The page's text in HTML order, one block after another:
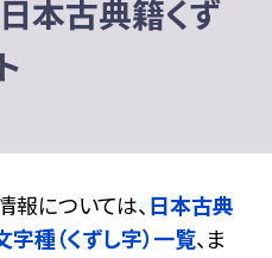
日本古典籍くず
報については、 日本古典
種（くずし字）一覧、ま